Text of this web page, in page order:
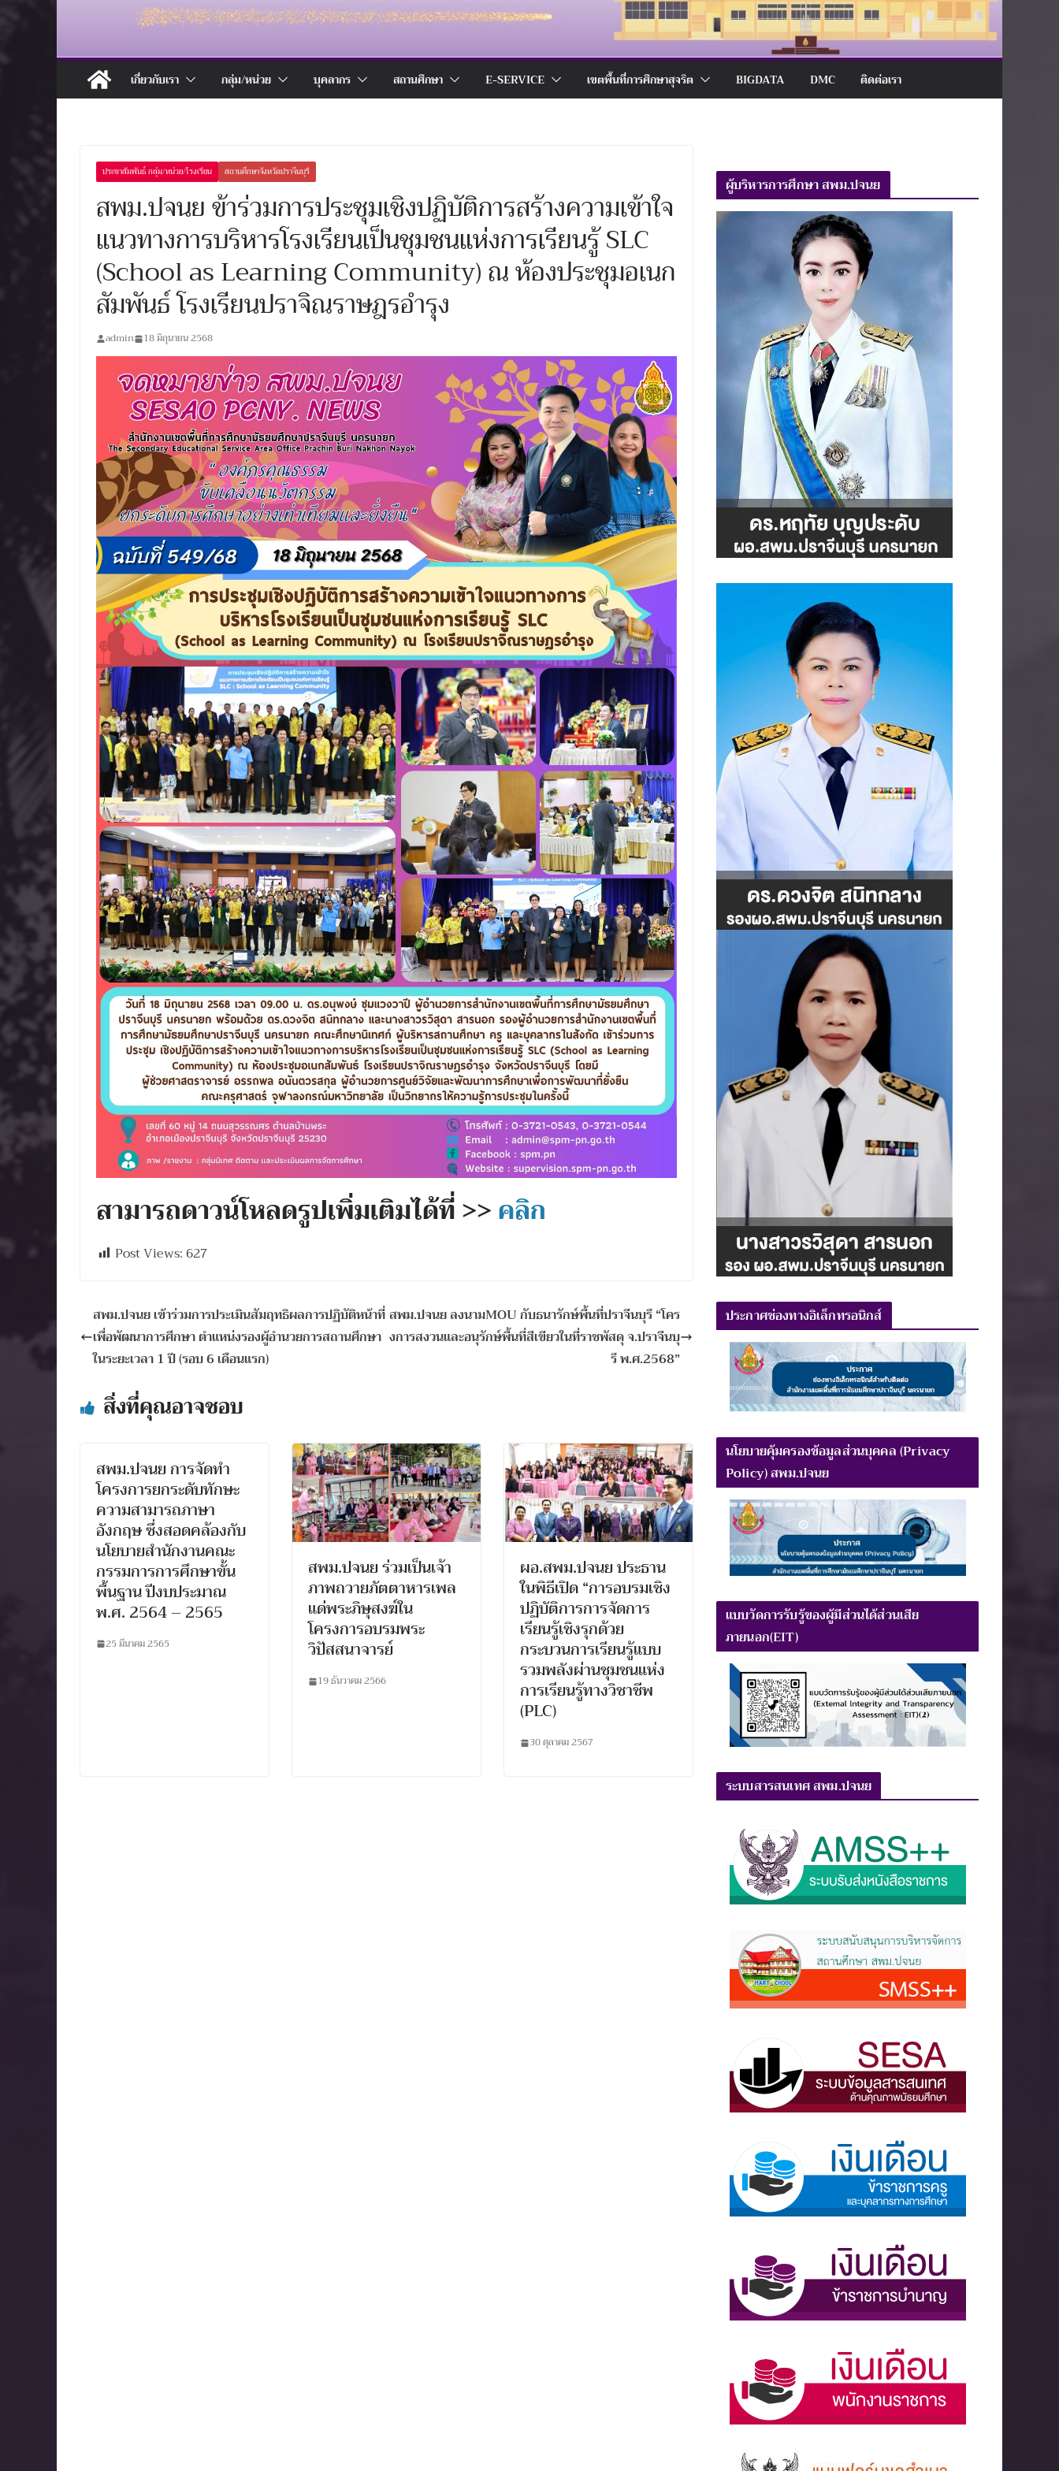
เกี่ยวกับเรา กลุ่ม/หน่วย บุคลากร สถานศึกษา E-SERVICE เขตพื้นที่การศึกษาสุจริต BIGDATA DMC ติดต่อเรา
ประชาสัมพันธ์ กลุ่ม/หน่วย/โรงเรียน สถานศึกษาจังหวัดปราจีนบุรี
สพม.ปจนย ข้าร่วมการประชุมเชิงปฏิบัติการสร้างความเข้าใจ
แนวทางการบริหารโรงเรียนเป็นชุมชนแห่งการเรียนรู้ SLC
(School as Learning Community) ณ ห้องประชุมอเนก
สัมพันธ์ โรงเรียนปราจิณราษฎรอำรุง
admin 18 มิถุนายน 2568
สามารถดาวน์โหลดรูปเพิ่มเติมได้ที่ >>คลิก
Post Views:627
สพม.ปจนย เข้าร่วมการประเมินสัมฤทธิผลการปฏิบัติหน้าที่
เพื่อพัฒนาการศึกษา ตำแหน่งรองผู้อํานวยการสถานศึกษา
ในระยะเวลา 1 ปี (รอบ 6 เดือนแรก)
สพม.ปจนย ลงนามMOU กับธนารักษ์พื้นที่ปราจีนบุรี “โคร
งการสงวนและอนุรักษ์พื้นที่สีเขียวในที่ราชพัสดุ จ.ปราจีนบุ
รี พ.ศ.2568”
สิ่งที่คุณอาจชอบ
สพม.ปจนย การจัดทำ
โครงการยกระดับทักษะ
ความสามารถภาษา
อังกฤษ ซึ่งสอดคล้องกับ
นโยบายสำนักงานคณะ
กรรมการการศึกษาขั้น
พื้นฐาน ปีงบประมาณ
พ.ศ. 2564 – 2565
25 มีนาคม 2565
สพม.ปจนย ร่วมเป็นเจ้า
ภาพถวายภัตตาหารเพล
แด่พระภิษุสงฆ์ใน
โครงการอบรมพระ
วิปัสสนาจารย์
19 ธันวาคม 2566
ผอ.สพม.ปจนย ประธาน
ในพิธีเปิด “การอบรมเชิง
ปฏิบัติการการจัดการ
เรียนรู้เชิงรุกด้วย
กระบวนการเรียนรู้แบบ
รวมพลังผ่านชุมชนแห่ง
การเรียนรู้ทางวิชาชีพ
(PLC)
30 ตุลาคม 2567
ผู้บริหารการศึกษา สพม.ปจนย
ประกาศช่องทางอิเล็กทรอนิกส์
นโยบายคุ้มครองข้อมูลส่วนบุคคล (Privacy
Policy) สพม.ปจนย
แบบวัดการรับรู้ของผู้มีส่วนได้ส่วนเสีย
ภายนอก(EIT)
ระบบสารสนเทศ สพม.ปจนย